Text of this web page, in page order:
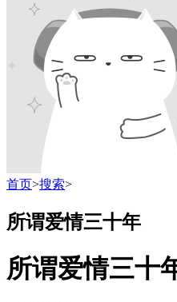
首页>搜索>
所谓爱情三十年
所谓爱情三十